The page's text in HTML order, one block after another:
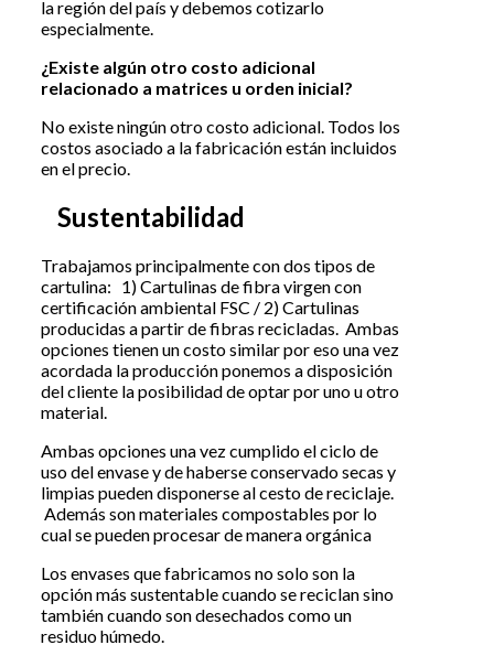
la región del país y debemos cotizarlo
especialmente.
¿Existe algún otro costo adicional
relacionado a matrices u orden inicial?
No existe ningún otro costo adicional. Todos los
costos asociado a la fabricación están incluidos
en el precio.
Sustentabilidad
Trabajamos principalmente con dos tipos de
cartulina: 1) Cartulinas de fibra virgen con
certificación ambiental FSC / 2) Cartulinas
producidas a partir de fibras recicladas. Ambas
opciones tienen un costo similar por eso una vez
acordada la producción ponemos a disposición
del cliente la posibilidad de optar por uno u otro
material.
Ambas opciones una vez cumplido el ciclo de
uso del envase y de haberse conservado secas y
limpias pueden disponerse al cesto de reciclaje.
Además son materiales compostables por lo
cual se pueden procesar de manera orgánica
Los envases que fabricamos no solo son la
opción más sustentable cuando se reciclan sino
también cuando son desechados como un
residuo húmedo.